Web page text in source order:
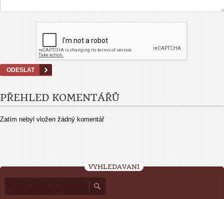
PŘEHLED KOMENTÁŘŮ
Zatím nebyl vložen žádný komentář
VYHLEDÁVÁNÍ